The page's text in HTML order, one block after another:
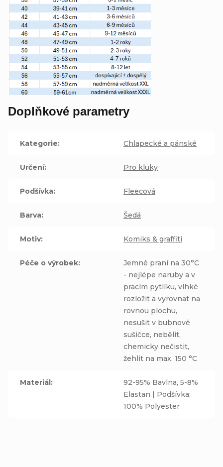
Doplňkové parametry
Kategorie: Chlapecké a pánské
Určení: Pro kluky
Podšívka: Fleecová
Barva: Šedá
Motiv: Komiks & graffiti
Péče o výrobek:
Jemné praní na 30°C
- nejlépe naruby a v
pracím pytlíku, vlhké
rozložit a vyrovnat na
rovnou plochu,
nesušit v bubnové
sušičce, nebělit,
chemicky nečistit,
žehlit na max. 150 °C
Materiál:
92-95% Bavlna, 5-8%
Elastan | Podšívka:
100% Polyester